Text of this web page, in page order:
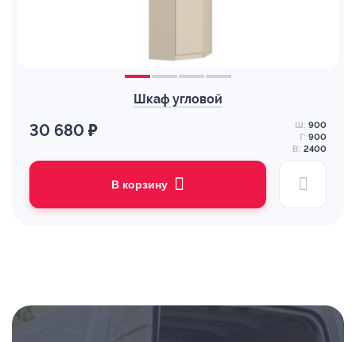
Шкаф угловой
30 680 ₽ Ш: 900
Г: 900
В: 2400
В корзину